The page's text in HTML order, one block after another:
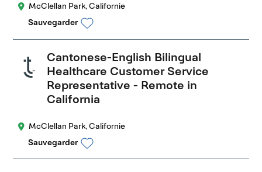
McClellan Park, Californie
Sauvegarder
Cantonese-English Bilingual
Healthcare Customer Service
Representative - Remote in
California
McClellan Park, Californie
Sauvegarder